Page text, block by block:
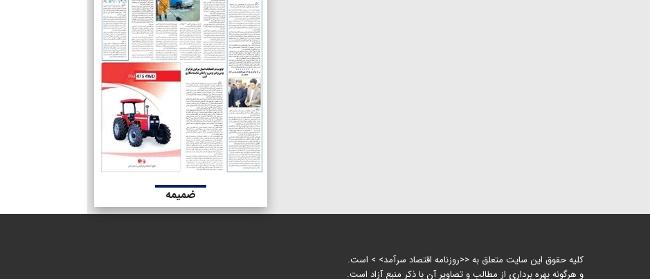
ضمیمه
کلیه حقوق این سایت متعلق به <<روزنامه اقتصاد سرآمد> > است.
و هرگونه بهره برداری از مطالب و تصاویر آن با ذکر منبع آزاد است.